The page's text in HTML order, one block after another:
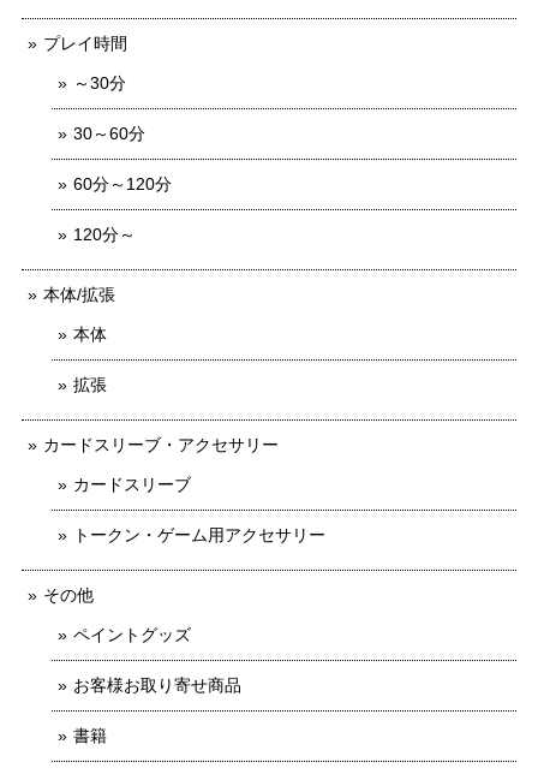
プレイ時間
～30分
30～60分
60分～120分
120分～
本体/拡張
本体
拡張
カードスリーブ・アクセサリー
カードスリーブ
トークン・ゲーム用アクセサリー
その他
ペイントグッズ
お客様お取り寄せ商品
書籍